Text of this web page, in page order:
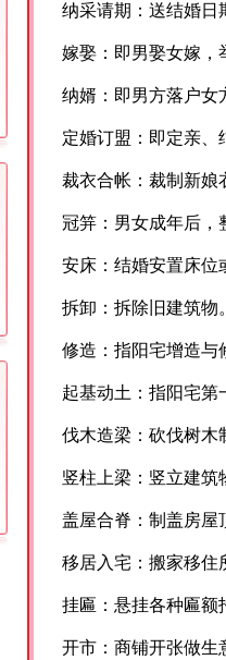
纳采请期：送结婚日
嫁娶：即男娶女嫁，
纳婿：即男方落户女
定婚订盟：即定亲、
裁衣合帐：裁制新娘
冠笄：男女成年后，
安床：结婚安置床位
拆卸：拆除旧建筑物
修造：指阳宅增造与
起基动土：指阳宅第
伐木造梁：砍伐树木
竖柱上梁：竖立建筑
盖屋合脊：制盖房屋
移居入宅：搬家移住
挂匾：悬挂各种匾额
开市：商铺开张做生